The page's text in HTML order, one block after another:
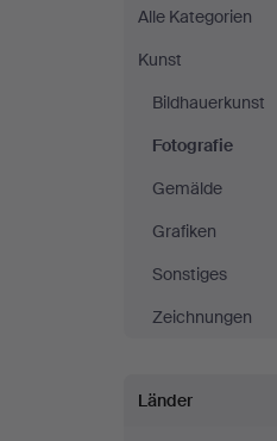
in
Spanien
Alle Kategorien
Kunst
Bildhauerkunst
Fotografie
Gemälde
Grafiken
Sonstiges
Zeichnungen
Länder